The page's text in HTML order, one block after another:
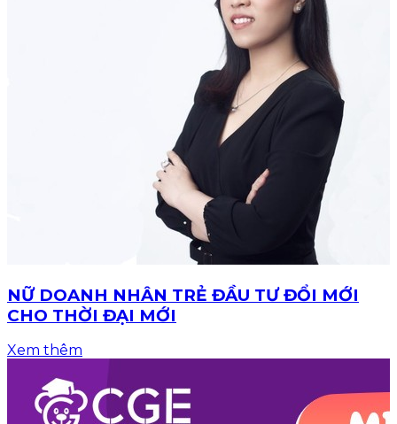
NỮ DOANH NHÂN TRẺ ĐẦU TƯ ĐỔI MỚI
CHO THỜI ĐẠI MỚI
Xem thêm